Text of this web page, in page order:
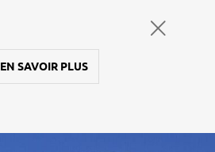
EN SAVOIR PLUS